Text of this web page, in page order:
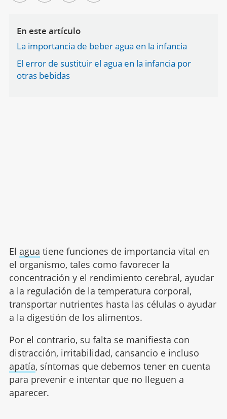
En este artículo
La importancia de beber agua en la infancia
El error de sustituir el agua en la infancia por
otras bebidas
El agua tiene funciones de importancia vital en
el organismo, tales como favorecer la
concentración y el rendimiento cerebral, ayudar
a la regulación de la temperatura corporal,
transportar nutrientes hasta las células o ayudar
a la digestión de los alimentos.
Por el contrario, su falta se manifiesta con
distracción, irritabilidad, cansancio e incluso
apatía, síntomas que debemos tener en cuenta
para prevenir e intentar que no lleguen a
aparecer.